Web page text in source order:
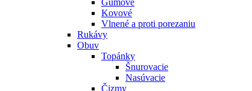
Kovové
Vlnené a proti porezaniu
Rukávy
Obuv
Topánky
Šnurovacie
Nasúvacie
Čizmy